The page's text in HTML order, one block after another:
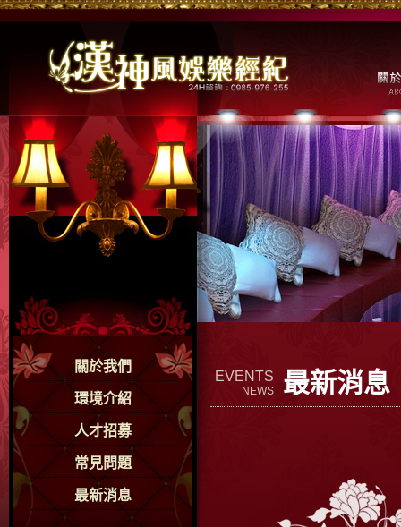
關於我們
環境介紹
人才招募
常見問題
最新消息
EVENTS
NEWS 最新消息